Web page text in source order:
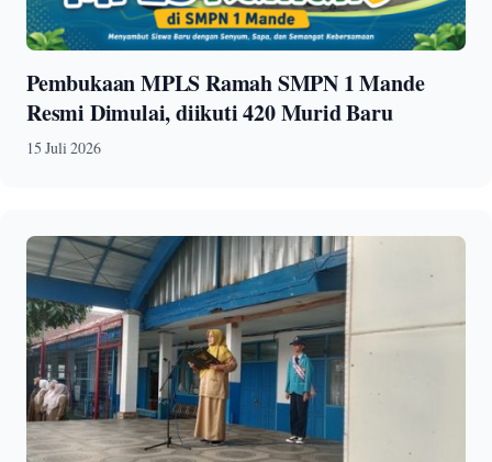
Pembukaan MPLS Ramah SMPN 1 Mande
Resmi Dimulai, diikuti 420 Murid Baru
15 Juli 2026